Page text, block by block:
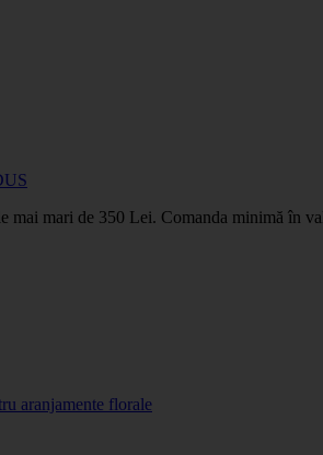
mai mari de 350 Lei. Comanda minimă în
aranjamente florale